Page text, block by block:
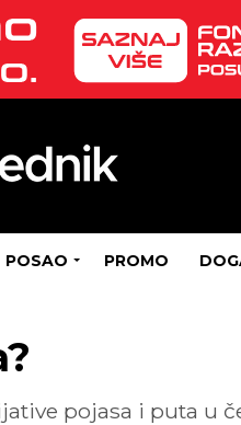
POSAO PROMO
pojasa i puta u